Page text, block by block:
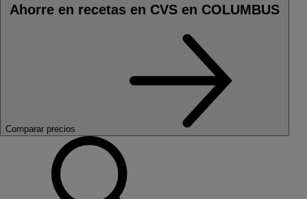
Ahorre en recetas en CVS en COLUMBUS
Comparar precios